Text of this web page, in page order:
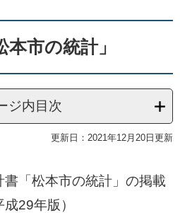
市の統計」
ジ内目次
更新日：2021年12月20日更新
「松本市の統計」の掲載
29年版）